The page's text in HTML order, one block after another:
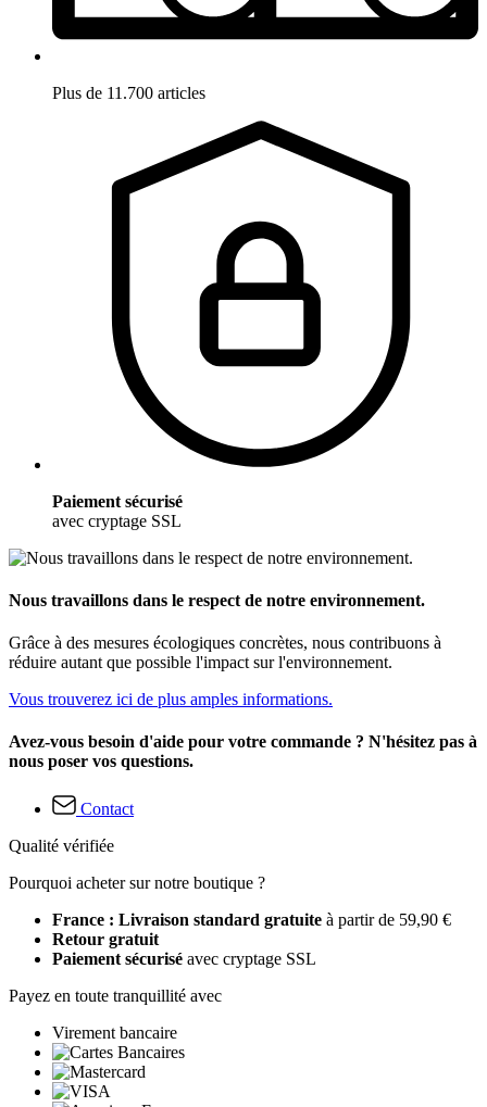
Plus de 11.700 articles
Paiement sécurisé
avec cryptage SSL
Nous travaillons dans le respect de notre environnement.
Grâce à des mesures écologiques concrètes, nous contribuons à
réduire autant que possible l'impact sur l'environnement.
Vous trouverez ici de plus amples informations.
Avez-vous besoin d'aide pour votre commande ? N'hésitez pas à
nous poser vos questions.
Contact
Qualité vérifiée
Pourquoi acheter sur notre boutique ?
France : Livraison standard gratuite à partir de 59,90 €
Retour gratuit
Paiement sécurisé avec cryptage SSL
Payez en toute tranquillité avec
Virement bancaire